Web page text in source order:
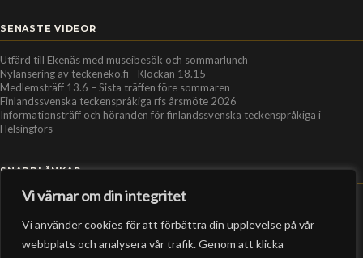
Vi värnar om din integritet
Vi använder cookies för att förbättra din upplevelse på vår
webbplats och analysera vår trafik. Genom att klicka
SENASTE VIDEOR
Utfärd till Ekenäs med museibesök och sommarlunch
Nylansering av teckeneko.fi - Klockan 18.15
Medlemsträff 13.6 – Sista träffen före sommaren
Finlandssvenska teckenspråkiga rfs årsmöte 2026
Informationsträff och höranden för finlandssvenska teckenspråkiga i
Helsingfors
SNABBLÄNKAR
Personer
Organisationer